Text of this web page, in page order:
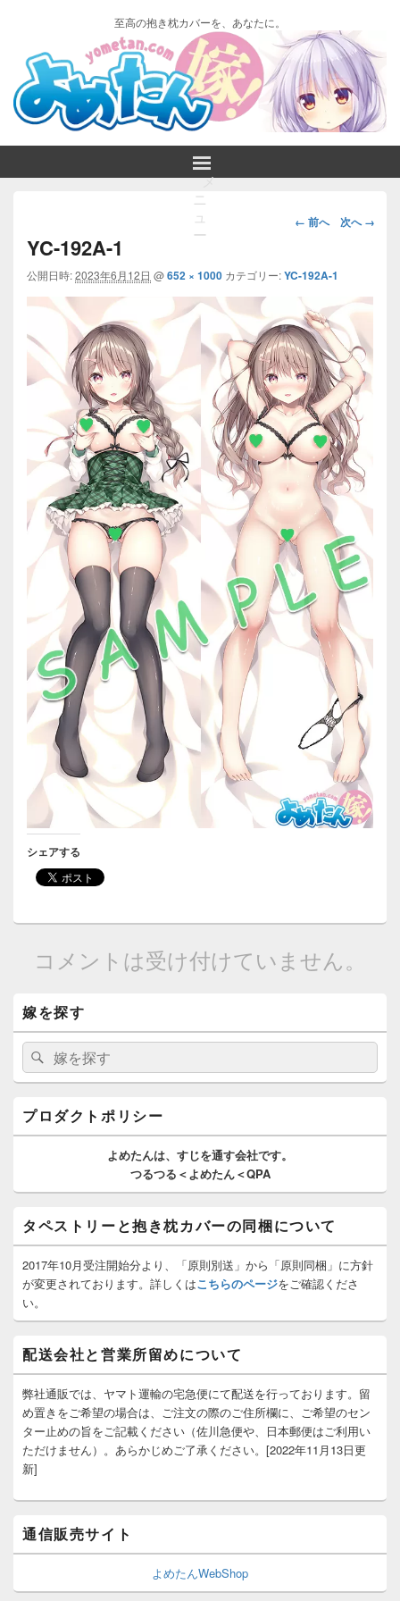
至高の抱き枕カバーを、あなたに。
メ
ニ
ュ
ー
画
ビ
ゲ
ー
シ
ョ
ン
← 前へ 次へ →
YC-192A-1
公開日時:2023年6月12日 @652 × 1000 カテゴリー:YC-192A-1
シェアする
コメントは受け付けていません。
イ
ン
サ
ド
ー
ッ
エ
リ
ア
嫁を探す
検
索:
検
索
プロダクトポリシー
よめたんは、 すじを通す会社です。
つるつる＜よめたん＜QPA
タペストリーと抱き枕カバーの同梱について
2017年10月受注開始分より、「原則別送」から「原則同梱」に方針
が変更されております。詳しくはこちらのページをご確認くださ
い。
配送会社と営業所留めについて
弊社通販では、ヤマト運輸の宅急便にて配送を行っております。留
め置きをご希望の場合は、ご注文の際のご住所欄に、ご希望のセン
ター止めの旨をご記載ください（佐川急便や、日本郵便はご利用い
ただけません）。あらかじめご了承ください。[2022年11月13日更
新]
通信販売サイト
よめたんWebShop